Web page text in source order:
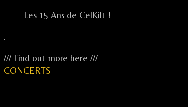
Les 15 Ans de CelKilt !
.
/// Find out more here ///
CONCERTS